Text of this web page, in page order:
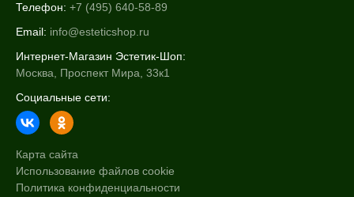
Телефон: +7 (495) 640-58-89
Email: info@esteticshop.ru
Интернет-Магазин Эстетик-Шоп:
Москва, Проспект Мира, 33к1
Социальные сети:
Карта сайта
Использование файлов cookie
Политика конфиденциальности